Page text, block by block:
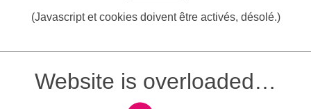
(Javascript et cookies doivent être activés, désolé.)
Website is overloaded…